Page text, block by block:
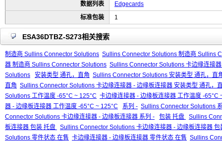
数据列表
Edgecards
标准包装
1
ESA36DTBZ-S273相关搜索
制造商 Sullins Connector Solutions Sullins Connector Solutions 制造商 Sullins
器 制造商 Sullins Connector Solutions Sullins Connector Solutions 卡边缘连接
Solutions
安装类型 通孔，直角 Sullins Connector Solutions 安装类型 通孔，直
直角 Sullins Connector Solutions 卡边缘连接器 - 边缘板连接器 安装类型 通孔，
Solutions 工作温度 -65°C ~ 125°C 卡边缘连接器 - 边缘板连接器 工作温度 -65°C
器 - 边缘板连接器 工作温度 -65°C ~ 125°C
系列 - Sullins Connector Solutions
Connector Solutions 卡边缘连接器 - 边缘板连接器 系列 -
包装 托盘
Sullins
板连接器 包装 托盘
Sullins Connector Solutions 卡边缘连接器 - 边缘板连接器
Solutions 零件状态 在售 卡边缘连接器 - 边缘板连接器 零件状态 在售 Sullins